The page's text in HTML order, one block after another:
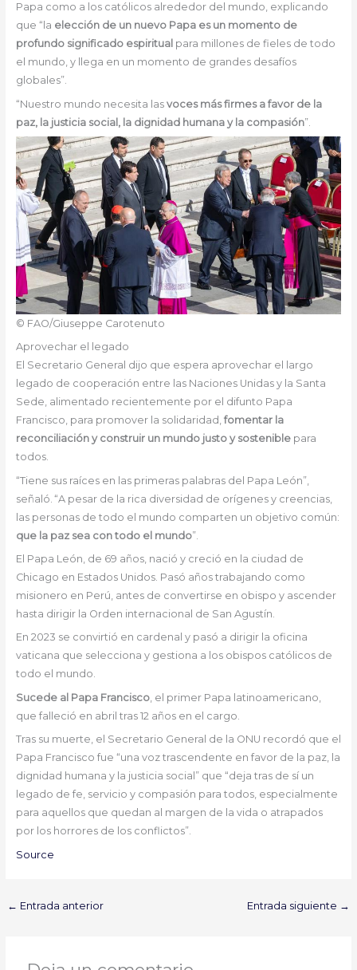
Papa como a los católicos alrededor del mundo, explicando
que “la elección de un nuevo Papa es un momento de
profundo significado espiritual para millones de fieles de todo
el mundo, y llega en un momento de grandes desafíos
globales”.
“Nuestro mundo necesita las voces más firmes a favor de la
paz, la justicia social, la dignidad humana y la compasión”.
© FAO/Giuseppe Carotenuto
Aprovechar el legado
El Secretario General dijo que espera aprovechar el largo
legado de cooperación entre las Naciones Unidas y la Santa
Sede, alimentado recientemente por el difunto Papa
Francisco, para promover la solidaridad, fomentar la
reconciliación y construir un mundo justo y sostenible para
todos.
“Tiene sus raíces en las primeras palabras del Papa León”,
señaló. “A pesar de la rica diversidad de orígenes y creencias,
las personas de todo el mundo comparten un objetivo común:
que la paz sea con todo el mundo”.
El Papa León, de 69 años, nació y creció en la ciudad de
Chicago en Estados Unidos. Pasó años trabajando como
misionero en Perú, antes de convertirse en obispo y ascender
hasta dirigir la Orden internacional de San Agustín.
En 2023 se convirtió en cardenal y pasó a dirigir la oficina
vaticana que selecciona y gestiona a los obispos católicos de
todo el mundo.
Sucede al Papa Francisco, el primer Papa latinoamericano,
que falleció en abril tras 12 años en el cargo.
Tras su muerte, el Secretario General de la ONU recordó que el
Papa Francisco fue “una voz trascendente en favor de la paz, la
dignidad humana y la justicia social” que “deja tras de sí un
legado de fe, servicio y compasión para todos, especialmente
para aquellos que quedan al margen de la vida o atrapados
por los horrores de los conflictos”.
Source
← Entrada anterior Entrada siguiente →